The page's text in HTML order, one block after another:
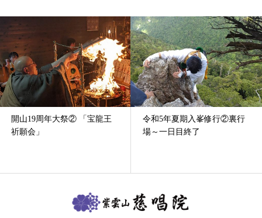
開山19周年大祭② 「宝龍王
祈願会」
令和5年夏期入峯修行②裏行
場～一日目終了